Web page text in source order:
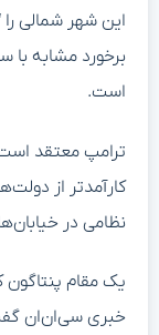
این شهر شمالی
برخورد مشابه
است.
ترامپ معتقد
کارآمدتر از
نظامی در خیابان‌ها
یک مقام
خبری سی‌ان‌ان